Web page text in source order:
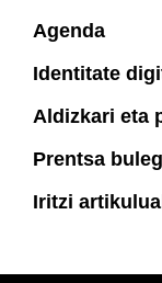
Agenda
Identitate
Aldizkari eta
Prentsa
Iritzi